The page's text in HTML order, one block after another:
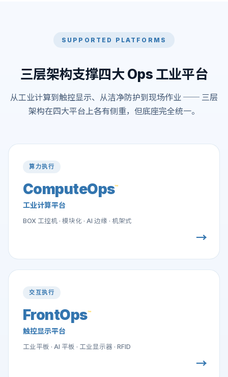
SUPPORTED PLATFORMS
三层架构支撑四大 Ops 工业平台
从工业计算到触控显示、从洁净防护到现场作业 ── 三层
架构在四大平台上各有侧重，但底座完全统一。
算力执行
ComputeOps™
工业计算平台
BOX 工控机 · 模块化 · AI 边缘 · 机架式
→
交互执行
FrontOps™
触控显示平台
工业平板 · AI 平板 · 工业显示器 · RFID
→